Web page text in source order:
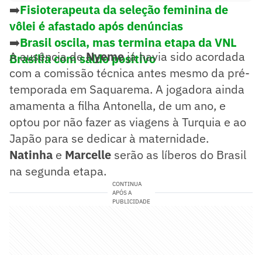
➡️Fisioterapeuta da seleção feminina de
vôlei é afastado após denúncias
➡️Brasil oscila, mas termina etapa da VNL
Brasília com saldo positivo
A ausência deNyemejá havia sido acordada
com a comissão técnica antes mesmo da pré-
temporada em Saquarema. A jogadora ainda
amamenta a filha Antonella, de um ano, e
optou por não fazer as viagens à Turquia e ao
Japão para se dedicar à maternidade.
Natinha e Marcelle serão as líberos do Brasil
na segunda etapa.
CONTINUA
APÓS A
PUBLICIDADE